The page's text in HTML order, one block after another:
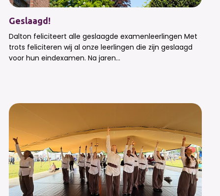
Geslaagd!
Dalton feliciteert alle geslaagde examenleerlingen Met
trots feliciteren wij al onze leerlingen die zijn geslaagd
voor hun eindexamen. Na jaren...